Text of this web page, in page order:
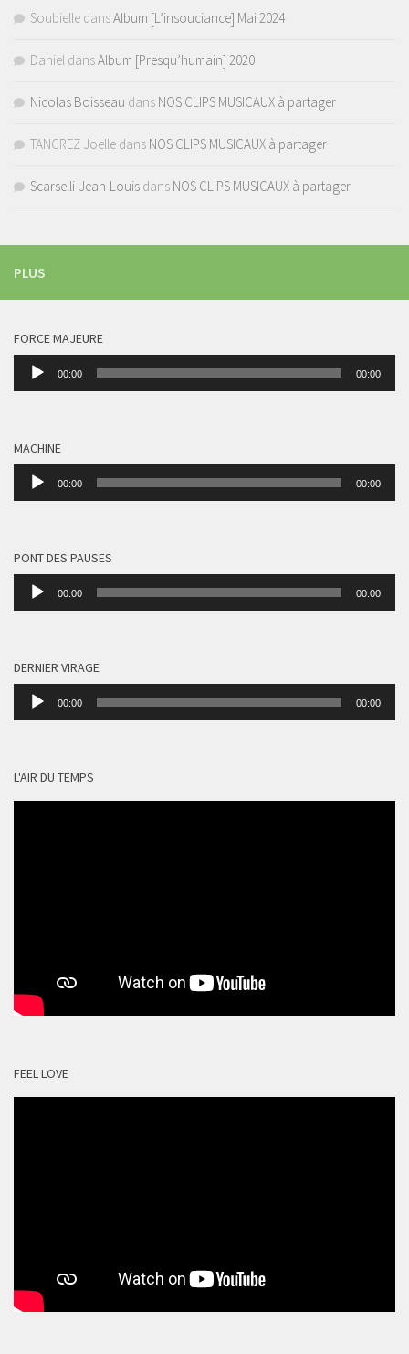
Soubielle dansAlbum [L’insouciance] Mai 2024
Daniel dansAlbum [Presqu’humain] 2020
Nicolas Boisseau dans NOS CLIPS MUSICAUX à partager
TANCREZ Joelle dans NOS CLIPS MUSICAUX à partager
Scarselli-Jean-Louis dans NOS CLIPS MUSICAUX à partager
PLUS
FORCE MAJEURE
Lecteur
00:00 00:00
MACHINE
Lecteur
00:00 00:00
PONT DES PAUSES
Lecteur
00:00 00:00
DERNIER VIRAGE
Lecteur
00:00 00:00
L'AIR DU TEMPS
FEEL LOVE